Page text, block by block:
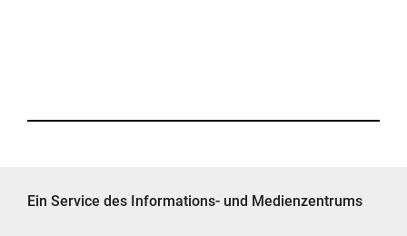
Ein Service des Informations- und Medienzentrums